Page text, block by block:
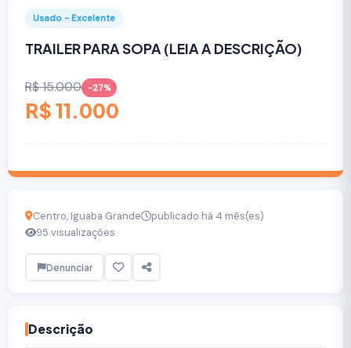
Usado - Excelente
TRAILER PARA SOPA (LEIA A DESCRIÇÃO)
R$ 15.000 -27%
R$ 11.000
Centro, Iguaba Grande
publicado há 4 mês(es)
95 visualizações
Denunciar
Descrição